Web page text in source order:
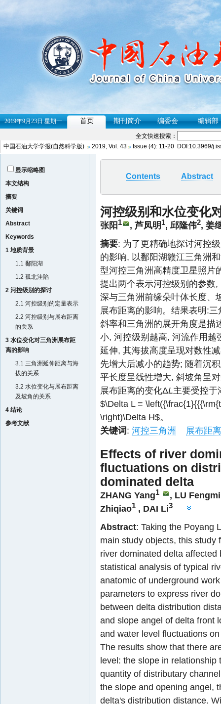
全文快速搜索：
中国石油大学学报(自然科学版)
2019, Vol. 43 Issue (4): 11-20 DOI:10.3969/
显示缩略图
本文结构
摘要
关键词
Abstract
Keywords
1 地质背景
1.1 鄱阳湖
1.2 孤北洼陷
2 河控级别的探讨
2.1 河控级别的定量表示
2.2 河控级别与展布距离
的关系
3 水位变化对三角洲展布距
离的影响
3.1 三角洲延伸距离与海
拔的关系
3.2 水位变化与展布距离
及坡角的关系
4 结论
参考文献
Contents Abstract
河控级别和水位变化
张阳 1 , 芦凤明 1, 邱隆伟2, 姜
摘要: 为了更精确地探讨河控
的影响, 以鄱阳湖赣江三角洲
型河控三角洲高精度卫星照片
提出两个表示河控级别的参数
深与三角洲前缘朵叶体长度、
展布距离的影响。结果表明:
斜率和三角洲的展开角度是描
小, 河控级别越高, 河流作用
延伸, 其海拔高度呈现对数性
先增大后减小的趋势; 随着沉
平长度呈线性增大, 斜坡角呈
展布距离的变化ΔL主要受控于
$\Delta L =
\right)\Delta H$。
关键词: 河控三角洲 展布距离
Effects of river
fluctuations on
dominated delta
ZHANG Yang1 , LU
Zhiqiao1 , DAI Li3
Abstract: Taking the Poyang
main study objects, this study
river dominated delta
statistical analysis of typical
anatomic of underground
parameters to express river
between delta distribution
and slope angel of delta front
and water level fluctuations
The results show that there
level: the slope in
quantity of distributary
the slope and opening angel,
delta's distribution distance.